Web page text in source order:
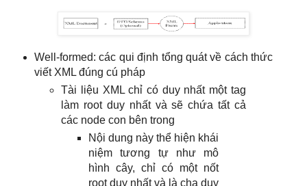
Well-formed: các qui định tổng quát về cách thức
viết XML đúng cú pháp
Tài liệu XML chỉ có duy nhất một tag
làm root duy nhất và sẽ chứa tất cả
các node con bên trong
Nội dung này thể hiện khái
niệm tương tự như mô
hình cây, chỉ có một nốt
root duy nhất và là cha duy